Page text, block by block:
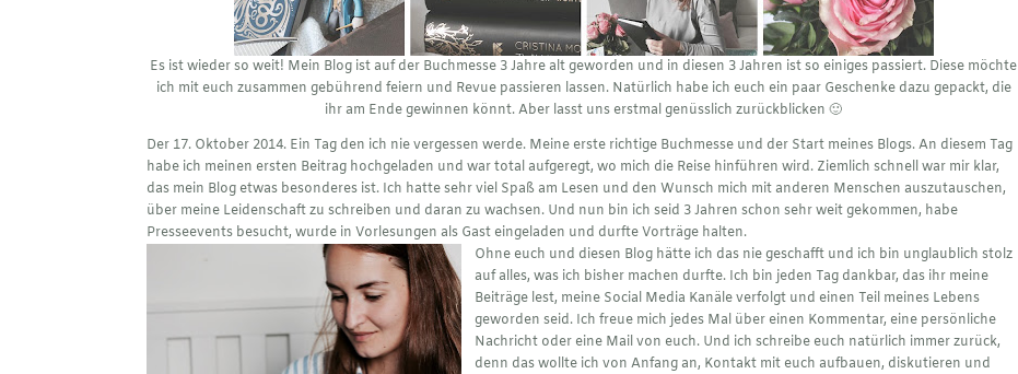
Es ist wieder so weit! Mein Blog ist auf der Buchmesse 3 Jahre alt geworden und in diesen 3 Jahren ist so einiges passiert. Diese möchte
ich mit euch zusammen gebührend feiern und Revue passieren lassen. Natürlich habe ich euch ein paar Geschenke dazu gepackt, die
ihr am Ende gewinnen könnt. Aber lasst uns erstmal genüsslich zurückblicken 🙂
Der 17. Oktober 2014. Ein Tag den ich nie vergessen werde. Meine erste richtige Buchmesse und der Start meines Blogs. An diesem Tag
habe ich meinen ersten Beitrag hochgeladen und war total aufgeregt, wo mich die Reise hinführen wird. Ziemlich schnell war mir klar,
das mein Blog etwas besonderes ist. Ich hatte sehr viel Spaß am Lesen und den Wunsch mich mit anderen Menschen auszutauschen,
über meine Leidenschaft zu schreiben und daran zu wachsen. Und nun bin ich seid 3 Jahren schon sehr weit gekommen, habe
Presseevents besucht, wurde in Vorlesungen als Gast eingeladen und durfte Vorträge halten.
Ohne euch und diesen Blog hätte ich das nie geschafft und ich bin unglaublich stolz
auf alles, was ich bisher machen durfte. Ich bin jeden Tag dankbar, das ihr meine
Beiträge lest, meine Social Media Kanäle verfolgt und einen Teil meines Lebens
geworden seid. Ich freue mich jedes Mal über einen Kommentar, eine persönliche
Nachricht oder eine Mail von euch. Und ich schreibe euch natürlich immer zurück,
denn das wollte ich von Anfang an, Kontakt mit euch aufbauen, diskutieren und